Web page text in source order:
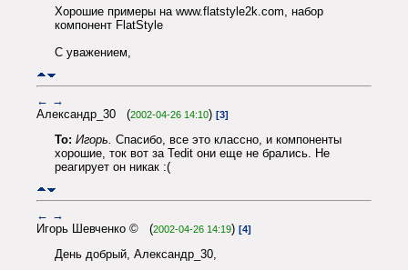
Хорошие примеры на www.flatstyle2k.com, набор
компонент FlatStyle
С уважением,
← →
Александр_30 (2002-04-26 14:10) [3]
To: Игорь. Спасибо, все это классно, и компоненты
хорошие, ток вот за Tedit они еще не брались. Не
реагирует он никак :(
← →
Игорь Шевченко © (2002-04-26 14:19) [4]
День добрый, Александр_30,